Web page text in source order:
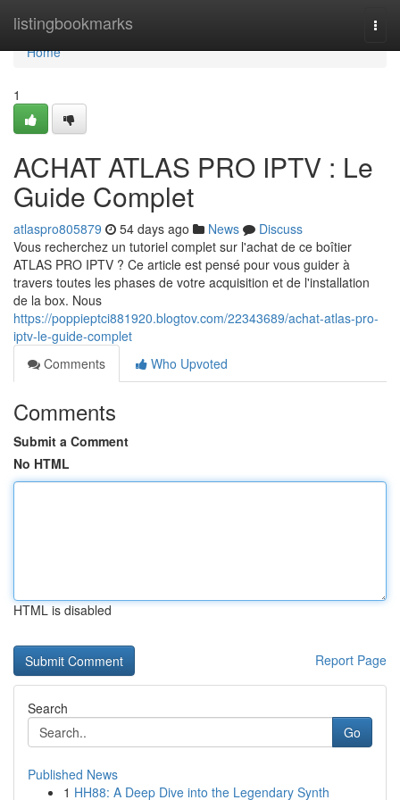
listingbookmarks
Home
Home
1
ACHAT ATLAS PRO IPTV : Le
Guide Complet
atlaspro805879 54 days ago News
Discuss
Vous recherchez un tutoriel complet sur l'achat de ce boîtier
ATLAS PRO IPTV ? Ce article est pensé pour vous guider à
travers toutes les phases de votre acquisition et de l'installation
de la box. Nous
https://poppieptci881920.blogtov.com/22343689/achat-atlas-pro-
iptv-le-guide-complet
Comments
Who Upvoted
Comments
Submit a Comment
No HTML
HTML is disabled
Report Page
Search
Go
Published News
1 HH88: A Deep Dive into the Legendary Synth